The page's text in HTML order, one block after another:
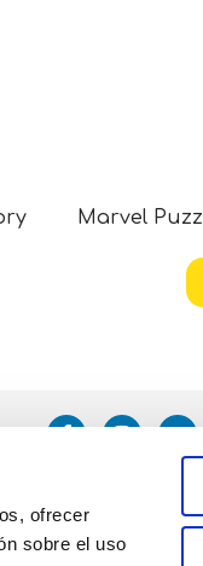
ofrecer
sobre el uso
Marvel